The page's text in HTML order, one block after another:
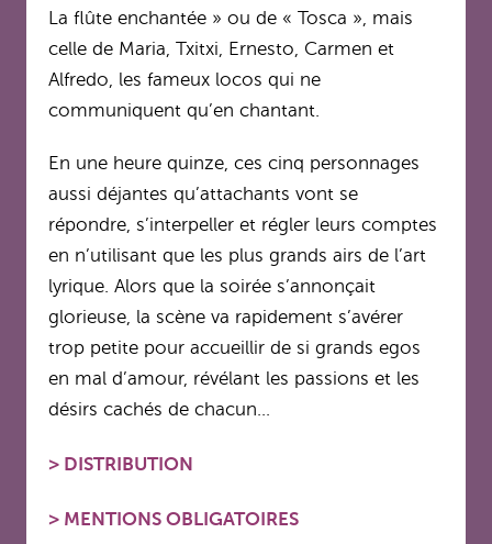
La flûte enchantée » ou de « Tosca », mais
celle de Maria, Txitxi, Ernesto, Carmen et
Alfredo, les fameux locos qui ne
communiquent qu’en chantant.
En une heure quinze, ces cinq personnages
aussi déjantes qu’attachants vont se
répondre, s’interpeller et régler leurs comptes
en n’utilisant que les plus grands airs de l’art
lyrique. Alors que la soirée s’annonçait
glorieuse, la scène va rapidement s’avérer
trop petite pour accueillir de si grands egos
en mal d’amour, révélant les passions et les
désirs cachés de chacun…
> DISTRIBUTION
> MENTIONS OBLIGATOIRES